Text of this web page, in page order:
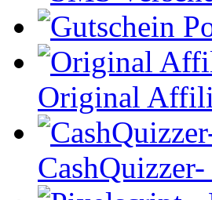
Original